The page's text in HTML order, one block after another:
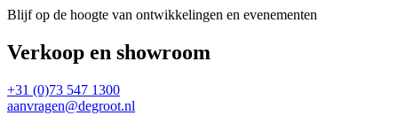
Blijf op de hoogte van ontwikkelingen en evenementen
Verkoop en showroom
+31 (0)73 547 1300
aanvragen@degroot.nl